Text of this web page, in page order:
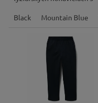
konštrukciou a...
Black Mountain Blue